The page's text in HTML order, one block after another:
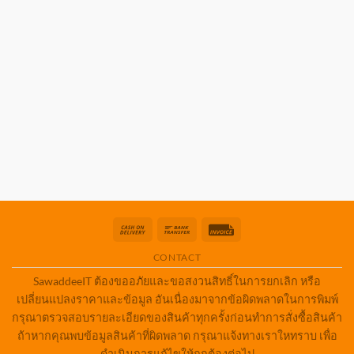
Cash
Delivery
Bank
CONTACT
SawaddeeIT ต้องขออภัยและขอสงวนสิทธิ์ในการยกเลิก หรือ
เปลี่ยนแปลงราคาและข้อมูล อันเนื่องมาจากข้อผิดพลาดในการพิมพ์
กรุณาตรวจสอบรายละเอียดของสินค้าทุกครั้งก่อนทำการสั่งซื้อสินค้า
ถ้าหากคุณพบข้อมูลสินค้าที่ผิดพลาด กรุณาแจ้งทางเราใหทราบ เพื่อ